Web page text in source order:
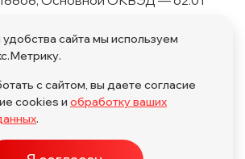
1.08, 2.01, 3.01, 4.01, 11.01, 17.01, 27.01,
28.01
сайта мы используем
с сайтом, вы даете согласие
cookies и обработку ваших
.